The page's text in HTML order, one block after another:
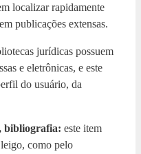
localizar rapidamente
publicações extensas.
jurídicas possuem
e eletrônicas, e este
do usuário, da
bibliografia: este item
como pelo